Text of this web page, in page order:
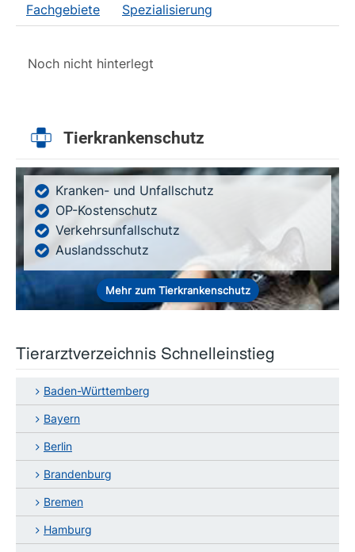
Fachgebiete Spezialisierung
Noch nicht hinterlegt
Tierkrankenschutz
Kranken- und Unfallschutz
OP-Kostenschutz
Verkehrsunfallschutz
Auslandsschutz
Mehr zum Tierkrankenschutz
Tierarztverzeichnis Schnelleinstieg
Baden-Württemberg
Bayern
Berlin
Brandenburg
Bremen
Hamburg